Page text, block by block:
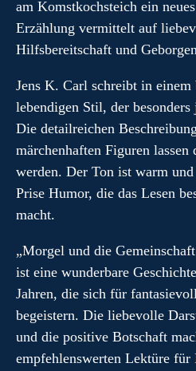
am Komstkochsteich ein
Erzählung vermittelt auf
Hilfsbereitschaft und
Jens K. Carl schreibt in
lebendigen Stil, der
Die detailreichen
märchenhaften Figuren lassen
werden. Der Ton ist warm
Prise Humor, die das Lesen
macht.
„Morgel und die
ist eine wunderbare
Jahren, die sich für
begeistern. Die liebevolle
und die positive Botschaft
empfehlenswerten Lektüre